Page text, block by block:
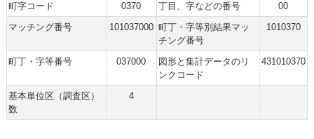
町字コード
0370 丁目、字などの番号
00
マッチング番号
101037000 町丁・字等別結果マッ
チング番号
1010370
町丁・字等番号 037000
図形と集計データのリ
ンクコード
431010370
基本単位区（調査区）
数
4